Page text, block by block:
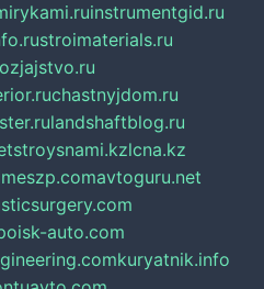
instrumentgid.ru
stroimaterials.ru
chastnyjdom.ru
landshaftblog.ru
stroysnami.kzlcna.kz
avtoguru.net
auto.com
kuryatnik.info